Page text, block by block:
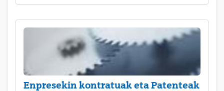
Enpresekin kontratuak eta Patenteak